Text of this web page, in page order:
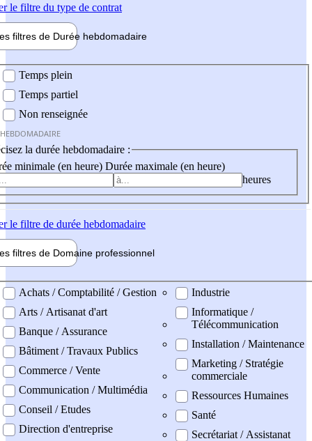
le filtre du type de contrat
filtres de Durée hebdomadaire
Temps plein
Temps partiel
Non renseignée
la durée hebdomadaire :
minimale (en heure) Durée maximale (en heure)
heures
le filtre de durée hebdomadaire
filtres de Domaine professionnel
professionel
Achats / Comptabilité / Gestion
Arts / Artisanat d'art
Banque / Assurance
Bâtiment / Travaux Publics
Commerce / Vente
Communication / Multimédia
Conseil / Etudes
Direction d'entreprise
Industrie
Informatique /
Télécommunication
Installation / Maintenance
Marketing / Stratégie
commerciale
Ressources Humaines
Santé
Secrétariat / Assistanat